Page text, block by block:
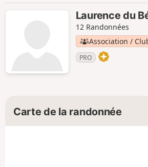
Laurence du
12 Randonnées
Association /
PRO
Carte de la randonnée